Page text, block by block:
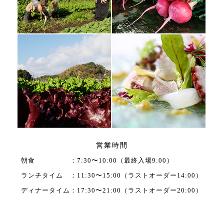
営業時間
朝食
：7:30〜10:00（最終入場9:00）
ランチタイム
：11:30〜15:00（ラストオーダー14:00）
ディナータイム ：17:30〜21:00（ラストオーダー20:00）